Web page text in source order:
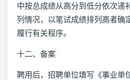
中按总成绩从高分到低分依次递
列情况，以笔试成绩排列高者确
履行有关程序。
十二、备案
聘用后，招聘单位填写《事业单